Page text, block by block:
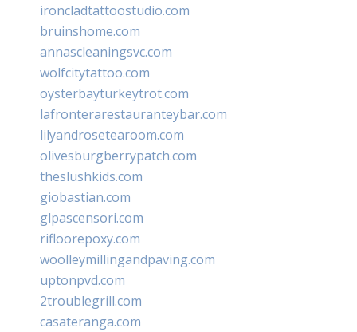
ironcladtattoostudio.com
bruinshome.com
annascleaningsvc.com
wolfcitytattoo.com
oysterbayturkeytrot.com
lafronterarestauranteybar.com
lilyandrosetearoom.com
olivesburgberrypatch.com
theslushkids.com
giobastian.com
glpascensori.com
rifloorepoxy.com
woolleymillingandpaving.com
uptonpvd.com
2troublegrill.com
casateranga.com